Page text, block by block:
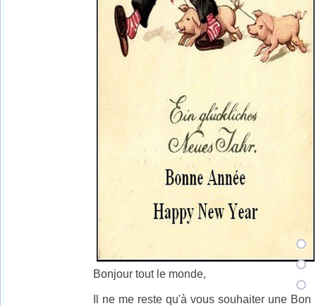
Bonjour tout le monde,
Il ne me reste qu'à vous souhaiter une Bon